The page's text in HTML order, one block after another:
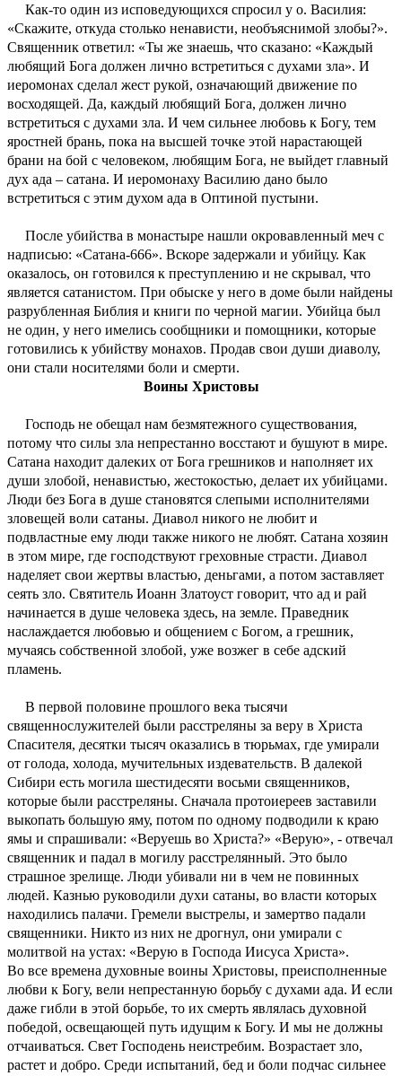
Как-то один из исповедующихся спросил у о. Василия:
«Скажите, откуда столько ненависти, необъяснимой злобы?».
Священник ответил: «Ты же знаешь, что сказано: «Каждый
любящий Бога должен лично встретиться с духами зла». И
иеромонах сделал жест рукой, означающий движение по
восходящей. Да, каждый любящий Бога, должен лично
встретиться с духами зла. И чем сильнее любовь к Богу, тем
яростней брань, пока на высшей точке этой нарастающей
брани на бой с человеком, любящим Бога, не выйдет главный
дух ада – сатана. И иеромонаху Василию дано было
встретиться с этим духом ада в Оптиной пустыни.
После убийства в монастыре нашли окровавленный меч с
надписью: «Сатана-666». Вскоре задержали и убийцу. Как
оказалось, он готовился к преступлению и не скрывал, что
является сатанистом. При обыске у него в доме были найдены
разрубленная Библия и книги по черной магии. Убийца был
не один, у него имелись сообщники и помощники, которые
готовились к убийству монахов. Продав свои души диаволу,
они стали носителями боли и смерти.
Воины Христовы
Господь не обещал нам безмятежного существования,
потому что силы зла непрестанно восстают и бушуют в мире.
Сатана находит далеких от Бога грешников и наполняет их
души злобой, ненавистью, жестокостью, делает их убийцами.
Люди без Бога в душе становятся слепыми исполнителями
зловещей воли сатаны. Диавол никого не любит и
подвластные ему люди также никого не любят. Сатана хозяин
в этом мире, где господствуют греховные страсти. Диавол
наделяет свои жертвы властью, деньгами, а потом заставляет
сеять зло. Святитель Иоанн Златоуст говорит, что ад и рай
начинается в душе человека здесь, на земле. Праведник
наслаждается любовью и общением с Богом, а грешник,
мучаясь собственной злобой, уже возжег в себе адский
пламень.
В первой половине прошлого века тысячи
священнослужителей были расстреляны за веру в Христа
Спасителя, десятки тысяч оказались в тюрьмах, где умирали
от голода, холода, мучительных издевательств. В далекой
Сибири есть могила шестидесяти восьми священников,
которые были расстреляны. Сначала протоиереев заставили
выкопать большую яму, потом по одному подводили к краю
ямы и спрашивали: «Веруешь во Христа?» «Верую», - отвечал
священник и падал в могилу расстрелянный. Это было
страшное зрелище. Люди убивали ни в чем не повинных
людей. Казнью руководили духи сатаны, во власти которых
находились палачи. Гремели выстрелы, и замертво падали
священники. Никто из них не дрогнул, они умирали с
молитвой на устах: «Верую в Господа Иисуса Христа».
Во все времена духовные воины Христовы, преисполненные
любви к Богу, вели непрестанную борьбу с духами ада. И если
даже гибли в этой борьбе, то их смерть являлась духовной
победой, освещающей путь идущим к Богу. И мы не должны
отчаиваться. Свет Господень неистребим. Возрастает зло,
растет и добро. Среди испытаний, бед и боли подчас сильнее